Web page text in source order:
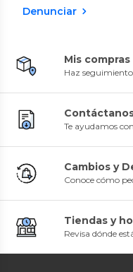
Denunciar
Mis compras
Haz
Te ayudamos
Cambios y
Conoce cómo
Tiendas y
Revisa dónde